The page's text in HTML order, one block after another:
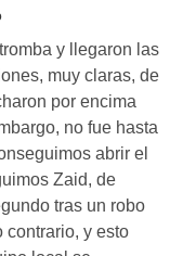
y llegaron las
muy claras, de
por encima
no fue hasta
abrir el
Zaid, de
tras un robo
contrario, y esto